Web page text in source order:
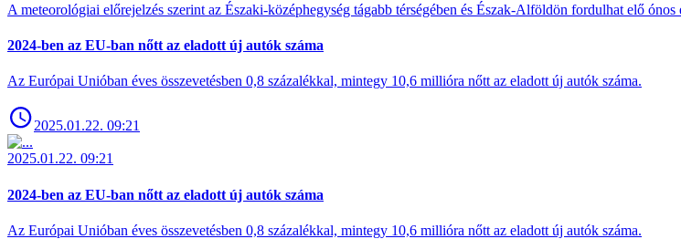
A meteorológiai előrejelzés szerint az Északi-középhegység tágabb térségében és Észak-Alföldön fordulhat elő
2024-ben az EU-ban nőtt az eladott új autók száma
Az Európai Unióban éves összevetésben 0,8 százalékkal, mintegy 10,6 millióra nőtt az eladott új autók száma.
2025.01.22. 09:21
2025.01.22. 09:21
2024-ben az EU-ban nőtt az eladott új autók száma
Az Európai Unióban éves összevetésben 0,8 százalékkal, mintegy 10,6 millióra nőtt az eladott új autók száma.